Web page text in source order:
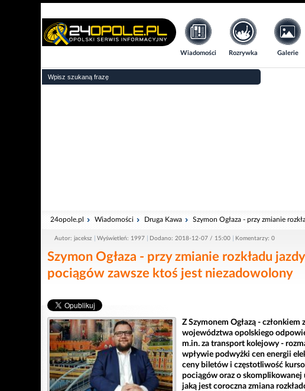
Wiadomości Rozrywka Galerie
24opole.pl Wiadomości Druga Kawa Szymon Ogłaza - przy zmianie
Autor: jaceksz Wyświetleń: 1997 Dodano: 2018-12-07 / 15:00 Komentarzy: 0
Szymon Ogłaza - przy zmianie rozkładu jazdy
pociągów zawsze ktoś jest niezadowolony
Z Szymonem Ogłazą - członkiem
województwa opolskiego
m.in. za transport kolejowy -
wpływie podwyżki cen energii
ceny biletów i częstotliwość
pociągów oraz o skomplikowanej
jaką jest coroczna zmiana